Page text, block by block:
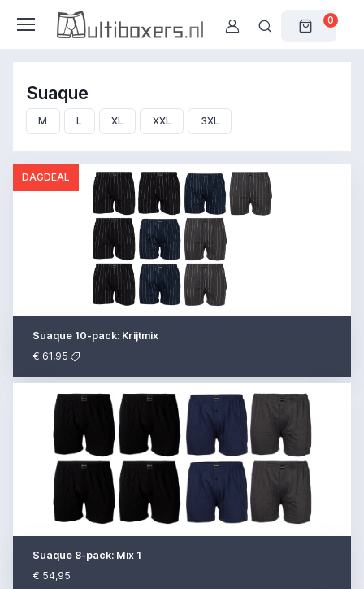
0
Suaque
M L XL XXL 3XL
DAGDEAL
Suaque 10-pack: Krijtmix
€ 61,95
Suaque 8-pack: Mix 1
€ 54,95